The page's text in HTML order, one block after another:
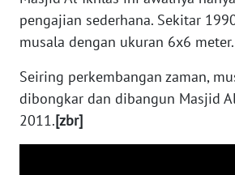
pengajian sederhana. Sekitar
musala dengan ukuran 6x6 meter.
Seiring perkembangan zaman,
dibongkar dan dibangun Masjid
2011.[zbr]
WN
BENGKULU
WN
LAMPUNG